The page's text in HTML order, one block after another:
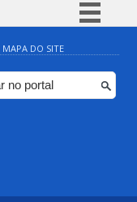
Simplifique!
BR
Participe
MAPA DO SITE